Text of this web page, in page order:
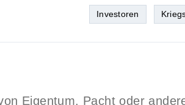
Investoren
Eigentum, Pacht oder